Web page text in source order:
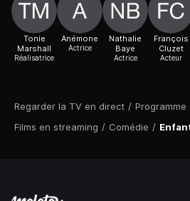
Regarder la TV en direct / Programme
Films en streaming / Comédie /
Tonie
Marshall
Réalisatrice
Anémone
Actrice
Nathalie
Baye
Actrice
François
Cluzet
Acteur